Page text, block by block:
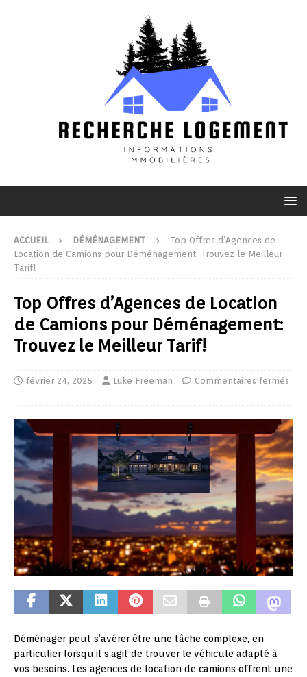
ACCUEIL DÉMÉNAGEMENT
Top Offres d’Agences de
Location de Camions pour Déménagement: Trouvez le Meilleur
Tarif!
Top Offres d’Agences de Location
de Camions pour Déménagement:
Trouvez le Meilleur Tarif!
février 24, 2025 Luke Freeman Commentaires fermés
Déménager peut s’avérer être une tâche complexe, en
particulier lorsqu’il s’agit de trouver le véhicule adapté à
vos besoins. Les agences de location de camions offrent une